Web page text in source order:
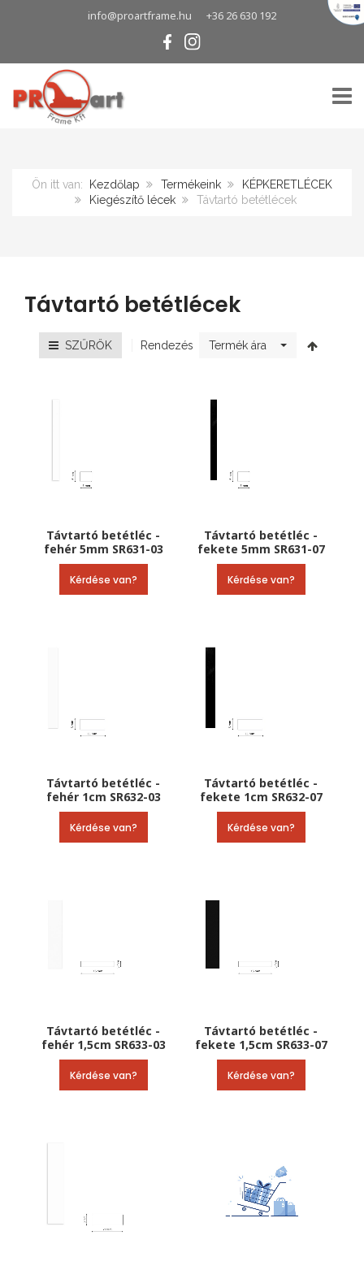
info@proartframe.hu +36 26 630 192
Ön itt van: Kezdőlap Termékeink
KÉPKERETLÉCEK
Kiegészítő lécek
Távtartó betétlécek
Távtartó betétlécek
SZŰRŐK Rendezés Termék ára
Távtartó betétléc -
fehér 5mm SR631-03
Kérdése van?
Távtartó betétléc -
fekete 5mm SR631-07
Kérdése van?
Távtartó betétléc -
fehér 1cm SR632-03
Kérdése van?
Távtartó betétléc -
fekete 1cm SR632-07
Kérdése van?
Távtartó betétléc -
fehér 1,5cm SR633-03
Kérdése van?
Távtartó betétléc -
fekete 1,5cm SR633-07
Kérdése van?